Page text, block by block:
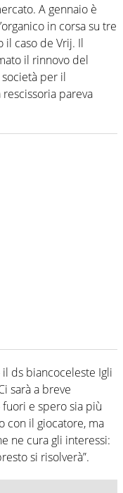
A gennaio è
in corsa su tre
caso de Vrij. Il
il rinnovo del
per il
pareva
ds biancoceleste Igli
sarà a breve
e spero sia più
con il giocatore, ma
ne cura gli interessi:
si risolverà”.